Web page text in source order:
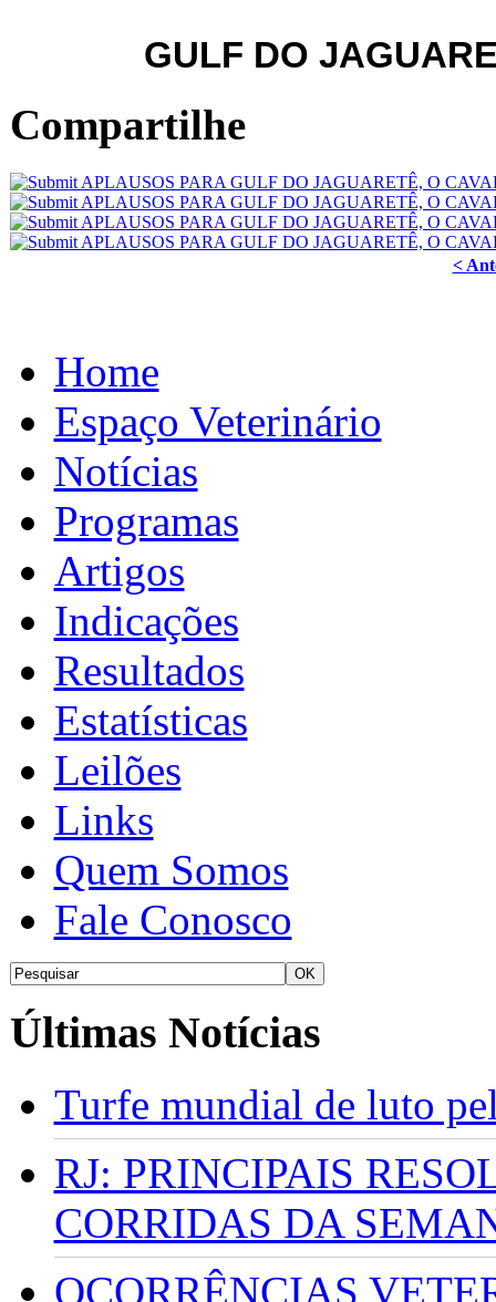
GULF DO
Compartilhe
<
Home
Espaço Veterinário
Notícias
Programas
Artigos
Indicações
Resultados
Estatísticas
Leilões
Links
Quem Somos
Fale Conosco
Últimas Notícias
Turfe mundial de luto
RJ: PRINCIPAIS
CORRIDAS DA
OCORRÊNCIAS